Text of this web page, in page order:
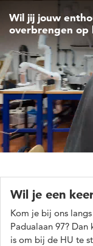
Wil jij jouw
overbrengen op
Wil je een
Kom je bij ons
Padualaan 97?
is om bij de HU te